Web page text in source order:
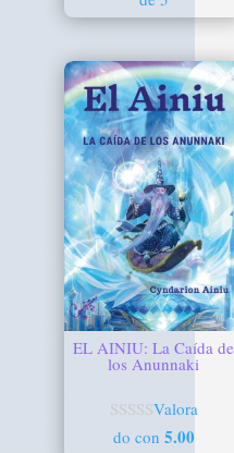
EL AINIU: La Caída de
los Anunnaki
Valora
do con 5.00